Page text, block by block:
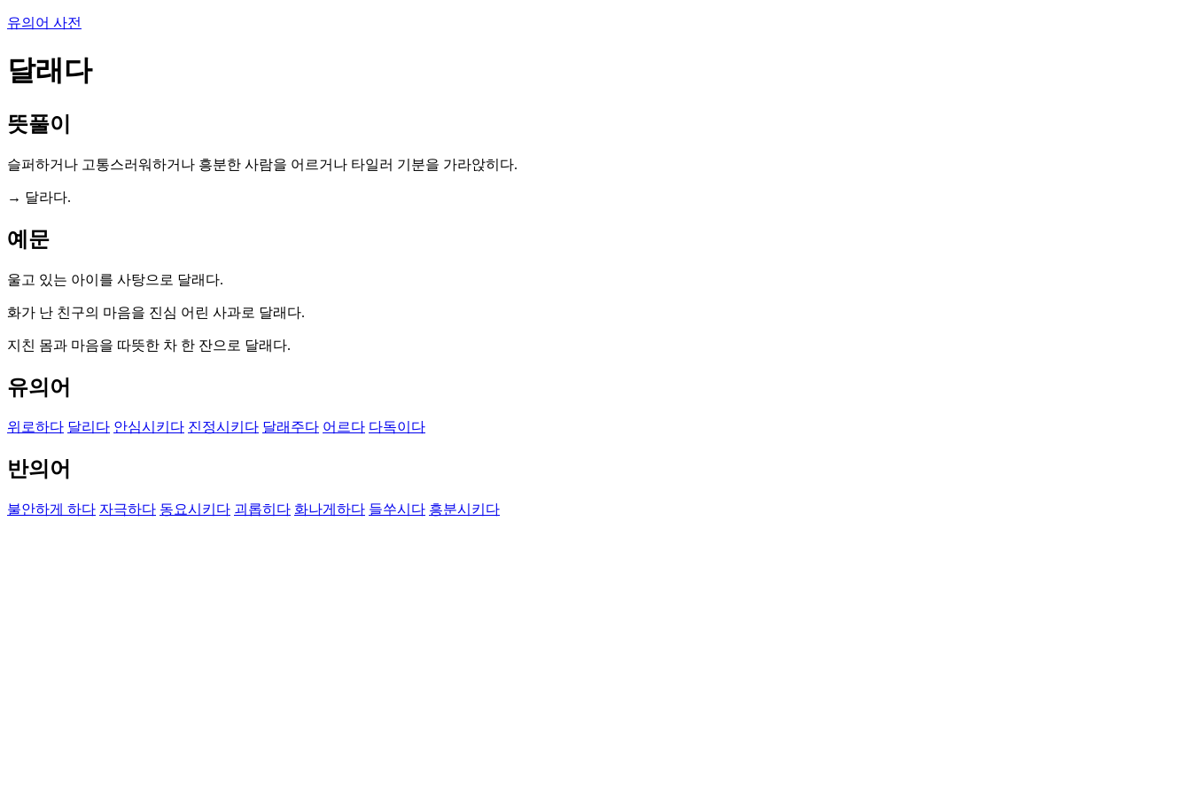
유의어 사전
달래다
뜻풀이
슬퍼하거나 고통스러워하거나 흥분한 사람을 어르거나 타일러 기분을 가라앉히다.
→ 달라다.
예문
울고 있는 아이를 사탕으로 달래다.
화가 난 친구의 마음을 진심 어린 사과로 달래다.
지친 몸과 마음을 따뜻한 차 한 잔으로 달래다.
유의어
위로하다 달리다 안심시키다 진정시키다 달래주다 어르다 다독이다
반의어
불안하게 하다 자극하다 동요시키다 괴롭히다 화나게하다 들쑤시다 흥분시키다